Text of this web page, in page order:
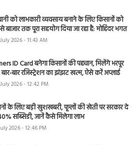
को लाभकारी व्यवसाय बनाने के लिए किसानों को
बाजार तक पूरा सहयोग दिया जा रहा है: मोहिंदर भगत
2026 - 11:43 AM
ID Card बनेगा किसानों की पहचान, मिलेंगे भरपूर
बार रजिस्ट्रेशन का झंझट खत्म, ऐसे करें अप्लाई
2026 - 12:42 PM
के लिए बड़ी खुशखबरी, फूलों की खेती पर सरकार दे
सब्सिडी, जानें कैसे मिलेगा लाभ
2026 - 12:46 PM